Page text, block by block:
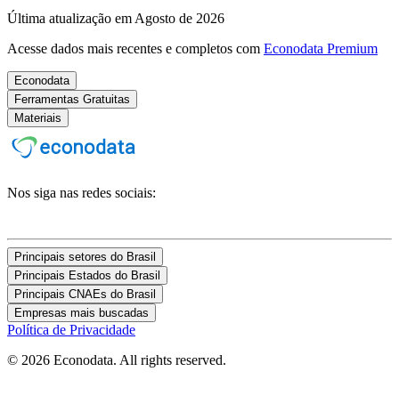
Última atualização em Agosto de 2026
Acesse dados mais recentes e completos com Econodata Premium
Econodata
Ferramentas Gratuitas
Materiais
Nos siga nas redes sociais:
Principais setores do Brasil
Principais Estados do Brasil
Principais CNAEs do Brasil
Empresas mais buscadas
Política de Privacidade
© 2026 Econodata. All rights reserved.